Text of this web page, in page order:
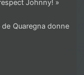
Johnny! »
Quaregna donne